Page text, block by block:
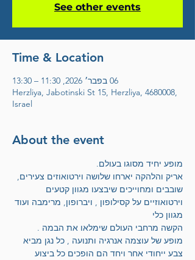
See other events
Time & Location
06 בפבר׳ 2026, 11:30 – 13:30
Herzliya, Jabotinski St 15, Herzliya, 4680008,
Israel
About the event
מופע יחיד מסוגו בעולם.
אריק והלהקה יארחו שלושה וירטואוזים צעירים,
שובבים ומחוייכים שיבצעו מגוון קטעים
וירטואוזיים על קסילופון , ויברופון, מרימבה ועוד
מגוון כלי
הקשה מרחבי העולם שימלאו את הבמה .
מופע של עוצמה אנרגיה ותנועה , כל נגן מביא
צבע ייחודי אחר ויחד הם הופכים כל ביצוע